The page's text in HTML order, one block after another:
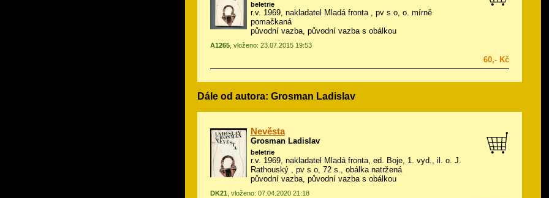
beletrie
r.v. 1969, nakladatel Mladá fronta , pv s o, o. mírně
pomačkaná
původní vazba, původní vazba s obálkou
A1265 , vloženo: 23.07.2015 19:53
60,- Kč
Dále od autora: Grosman Ladislav
Nevěsta
Grosman Ladislav
beletrie
r.v. 1969, nakladatel Mladá fronta, ed. Boje, 1. vyd., il. o. J.
Rathouský , pv s o, 72 s., obálka natržená
původní vazba, původní vazba s obálkou
DK21 , vloženo: 07.04.2020 21:18